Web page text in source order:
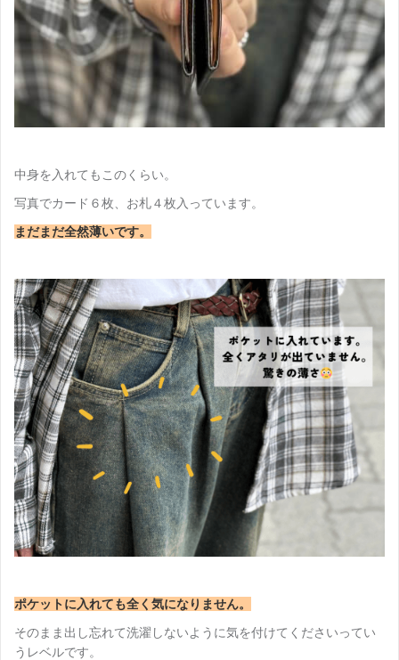
中身を入れてもこのくらい。
写真でカード６枚、お札４枚入っています。
まだまだ全然薄いです。
ポケットに入れても全く気になりません。
そのまま出し忘れて洗濯しないように気を付けてくださいってい
うレベルです。